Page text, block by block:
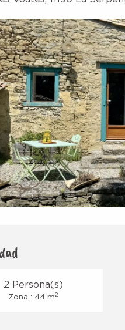
2 Persona(s)
Zona : 44 m2